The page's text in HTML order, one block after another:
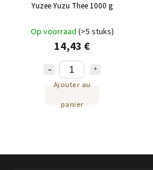
Yuzee Yuzu Thee 1000 g
Op voorraad (>5 stuks)
14,43 €
Ajouter au
panier